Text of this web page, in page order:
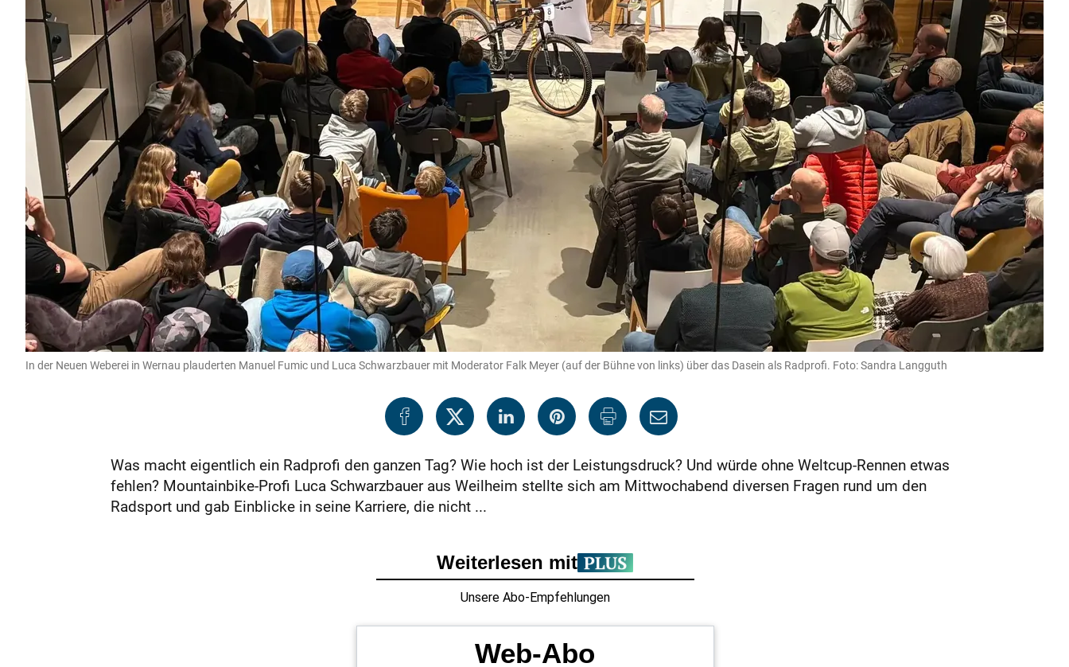
In der Neuen Weberei in Wernau plauderten Manuel Fumic und Luca Schwarzbauer mit Moderator Falk Meyer (auf der Bühne von links) über das Dasein als Radprofi. Foto: Sandra Langguth
Was macht eigentlich ein Radprofi den ganzen Tag? Wie hoch ist der Leistungsdruck? Und würde ohne Weltcup-Rennen etwas
fehlen? Mountainbike-Profi Luca Schwarzbauer aus Weilheim stellte sich am Mittwochabend diversen Fragen rund um den
Radsport und gab Einblicke in seine Karriere, die nicht ...